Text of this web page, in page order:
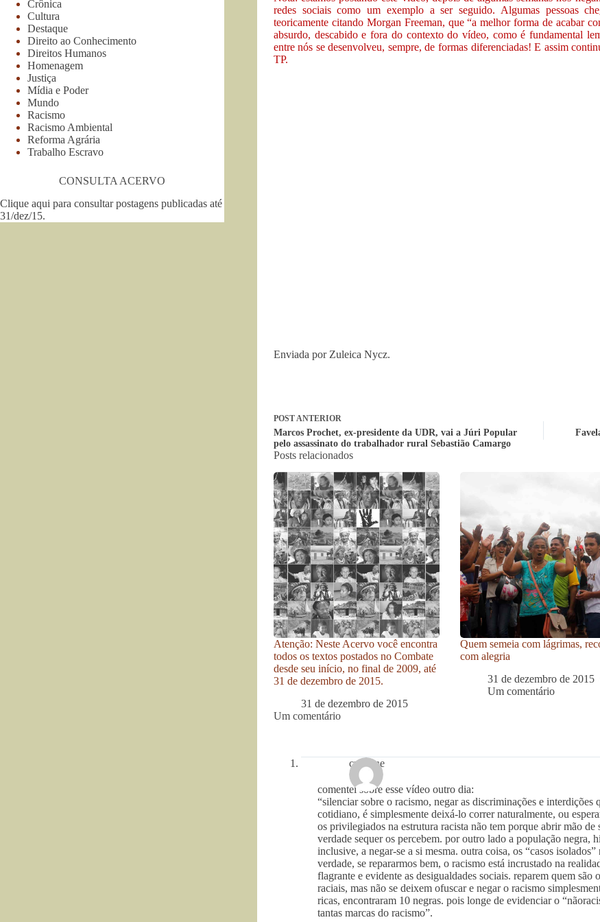
redes sociais como um exemplo a ser seguido. Algumas pessoas
teoricamente citando Morgan Freeman, que “a melhor forma de acabar
absurdo, descabido e fora do contexto do vídeo, como é fundamental
entre nós se desenvolveu, sempre, de formas diferenciadas! E assim
TP.
Enviada por Zuleica Nycz.
POSTANTERIOR
Marcos Prochet, ex-presidente da UDR, vai a Júri Popular
pelo assassinato do trabalhador rural Sebastião Camargo
Posts relacionados
Atenção: Neste Acervo você encontra
todos os textos postados no Combate
desde seu início, no final de 2009, até
31 de dezembro de 2015.
31 de dezembro de 2015
Quem semeia com lágrimas,
com alegria
31 de dezembro de 2015
Um comentário
Um comentário
cristiane
comentei sobre esse vídeo outro dia:
“silenciar sobre o racismo, negar as discriminações e interdições
cotidiano, é simplesmente deixá-lo correr naturalmente, ou
os privilegiados na estrutura racista não tem porque abrir mão de
verdade sequer os percebem. por outro lado a população negra,
inclusive, a negar-se a si mesma. outra coisa, os “casos
verdade, se repararmos bem, o racismo está incrustado na
flagrante e evidente as desigualdades sociais. reparem quem são
raciais, mas não se deixem ofuscar e negar o racismo
ricas, encontraram 10 negras. pois longe de evidenciar o
tantas marcas do racismo”.
Crônica
Cultura
Destaque
Direito ao Conhecimento
Direitos Humanos
Homenagem
Justiça
Mídia e Poder
Mundo
Racismo
Racismo Ambiental
Reforma Agrária
Trabalho Escravo
CONSULTA ACERVO
Clique aqui para consultar postagens publicadas até
31/dez/15.